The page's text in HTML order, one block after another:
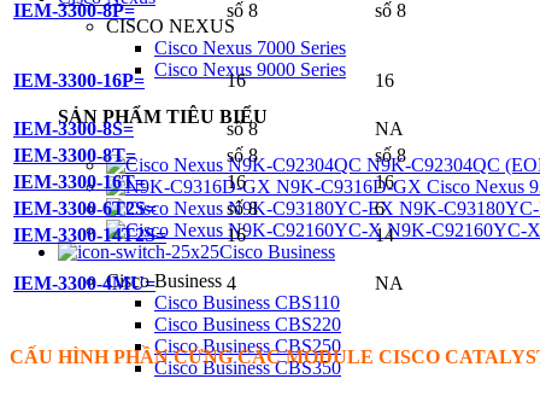
CISCO NEXUS
Cisco Nexus 7000 Series
Cisco Nexus 9000 Series
SẢN PHẨM TIÊU BIỂU
N9K-C92304QC
N9K-C9316D-GX Cisco Nexus
N9K-C93180YC-
N9K-C92160YC-X
Cisco Business
Cisco Business
Cisco Business CBS110
Cisco Business CBS220
Cisco Business CBS250
Cisco Business CBS350
IEM-3300-8P= số 8 số 8
IEM-3300-16P= 16 16
IEM-3300-8S=
số 8 NA
IEM-3300-8T=
số 8 số 8
IEM-3300-16T=
16 16
IEM-3300-6T2S=
số 8 6
IEM-3300-14T2S=
16 14
IEM-3300-4MU= 4 NA
CẤU HÌNH PHẦN CỨNG CÁC MODULE CISCO